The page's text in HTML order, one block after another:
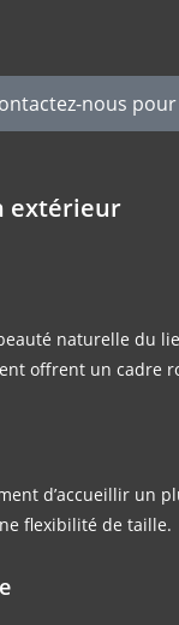
nous
extérieur
naturelle du
offrent un cadre
d’accueillir un
flexibilité de taille.